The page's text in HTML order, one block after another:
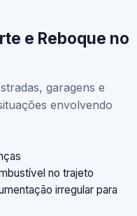
e Reboque no
garagens e
envolvendo
no trajeto
irregular para